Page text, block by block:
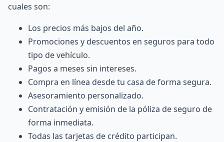
cuales son:
Los precios más bajos del año.
Promociones y descuentos en seguros para todo
tipo de vehículo.
Pagos a meses sin intereses.
Compra en línea desde tu casa de forma segura.
Asesoramiento personalizado.
Contratación y emisión de la póliza de seguro de
forma inmediata.
Todas las tarjetas de crédito participan.